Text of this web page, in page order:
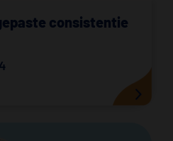
consistentie
4